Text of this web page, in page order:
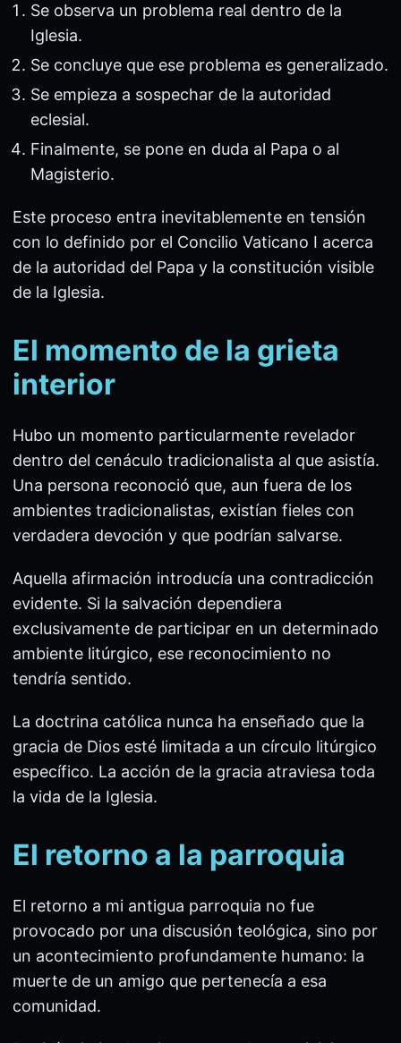
Se observa un problema real dentro de la
Iglesia.
Se concluye que ese problema es generalizado.
Se empieza a sospechar de la autoridad
eclesial.
Finalmente, se pone en duda al Papa o al
Magisterio.
Este proceso entra inevitablemente en tensión
con lo definido por el Concilio Vaticano I acerca
de la autoridad del Papa y la constitución visible
de la Iglesia.
El momento de la grieta
interior
Hubo un momento particularmente revelador
dentro del cenáculo tradicionalista al que asistía.
Una persona reconoció que, aun fuera de los
ambientes tradicionalistas, existían fieles con
verdadera devoción y que podrían salvarse.
Aquella afirmación introducía una contradicción
evidente. Si la salvación dependiera
exclusivamente de participar en un determinado
ambiente litúrgico, ese reconocimiento no
tendría sentido.
La doctrina católica nunca ha enseñado que la
gracia de Dios esté limitada a un círculo litúrgico
específico. La acción de la gracia atraviesa toda
la vida de la Iglesia.
El retorno a la parroquia
El retorno a mi antigua parroquia no fue
provocado por una discusión teológica, sino por
un acontecimiento profundamente humano: la
muerte de un amigo que pertenecía a esa
comunidad.